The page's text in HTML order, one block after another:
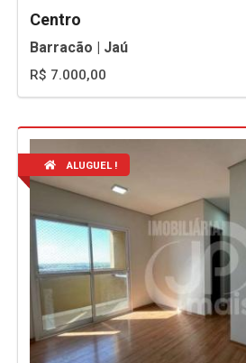
Centro
Barracão | Jaú
R$ 7.000,00
ALUGUEL !